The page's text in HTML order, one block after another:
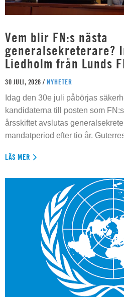
Vem blir FN:s nästa
generalsekreterare?
Liedholm från Lunds
30 JULI, 2026 / NYHETER
Idag den 30e juli påbörjas
kandidaterna till posten som
årsskiftet avslutas
mandatperiod efter tio år.
LÄS MER